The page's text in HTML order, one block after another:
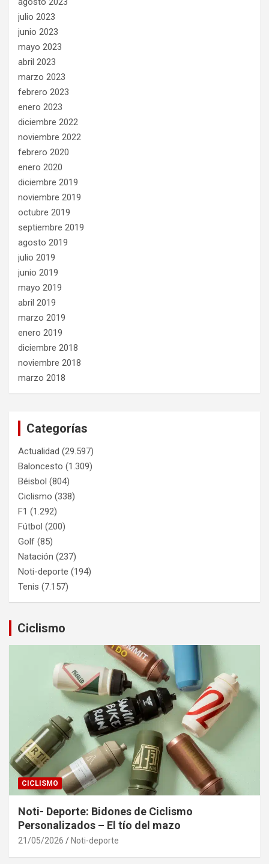
julio 2023
junio 2023
mayo 2023
abril 2023
marzo 2023
febrero 2023
enero 2023
diciembre 2022
noviembre 2022
febrero 2020
enero 2020
diciembre 2019
noviembre 2019
octubre 2019
septiembre 2019
agosto 2019
julio 2019
junio 2019
mayo 2019
abril 2019
marzo 2019
enero 2019
diciembre 2018
noviembre 2018
marzo 2018
Categorías
Actualidad (29.597)
Baloncesto (1.309)
Béisbol (804)
Ciclismo (338)
F1 (1.292)
Fútbol (200)
Golf (85)
Natación (237)
Noti-deporte (194)
Tenis (7.157)
Ciclismo
CICLISMO
Noti- Deporte: Bidones de Ciclismo
Personalizados – El tío del mazo
21/05/2026 Noti-deporte